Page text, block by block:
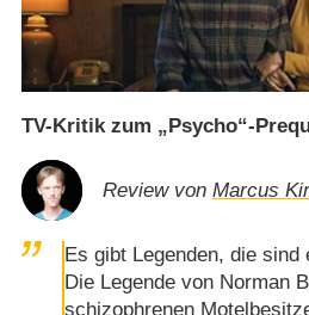
TV-Kritik zum „Psycho“-
Review von Marcus
Es gibt Legenden, die sind
Die Legende von Norman
schizophrenen